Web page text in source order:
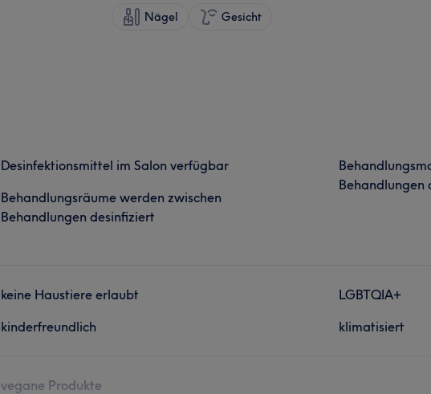
Nägel Gesicht
Desinfektionsmittel im Salon verfügbar
Behandlungsräume werden zwischen
Behandlungen desinfiziert
Behandlungen
keine Haustiere erlaubt
kinderfreundlich
LGBTQIA+
klimatisiert
vegane Produkte